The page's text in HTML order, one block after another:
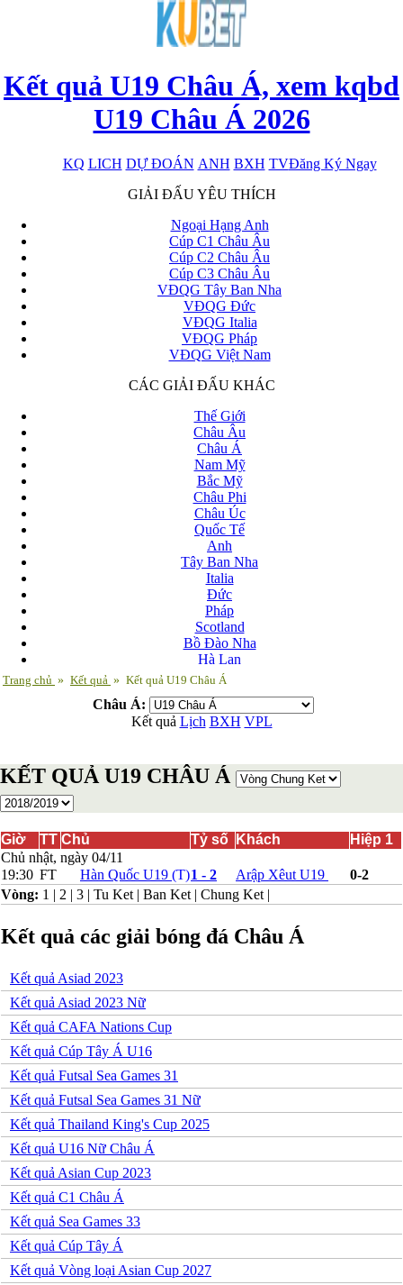
Kết quả U19 Châu Á, xem kqbd
U19 Châu Á 2026
KQ LICH DỰ ĐOÁN ANH BXH TVĐăng Ký Ngay
x
GIẢI ĐẤU YÊU THÍCH
Ngoại Hạng Anh
Cúp C1 Châu Âu
Cúp C2 Châu Âu
Cúp C3 Châu Âu
VĐQG Tây Ban Nha
VĐQG Đức
VĐQG Italia
VĐQG Pháp
VĐQG Việt Nam
CÁC GIẢI ĐẤU KHÁC
Thế Giới
Châu Âu
Châu Á
Nam Mỹ
Bắc Mỹ
Châu Phi
Châu Úc
Quốc Tế
Anh
Tây Ban Nha
Italia
Đức
Pháp
Scotland
Bồ Đào Nha
Hà Lan
Nga
Andorra
Armenia
Belarus
Bosnia-Herzgovina
Bắc Macedonia
Bỉ
Croatia
Estonia
Georgia
Hungary
Hy Lạp
Kazakhstan
Liechtenstein
Luxembourg
Malta
Moldova
Na Uy
San Marino
Slovenia
Séc
Trang chủ » Kết quả » Kết quả U19 Châu Á
Châu Á:
Kết quả Lịch BXH VPL
KẾT QUẢ U19 CHÂU Á
Giờ TT Chủ Tỷ số Khách
Hiệp 1
Chủ nhật, ngày 04/11
19:30 FT Hàn Quốc U19 (T)1 - 2 Arập Xêut U19
0-2
Vòng: 1 | 2 | 3 | Tu Ket | Ban Ket | Chung Ket |
Kết quả các giải bóng đá Châu Á
Kết quả Asiad 2023
Kết quả Asiad 2023 Nữ
Kết quả CAFA Nations Cup
Kết quả Cúp Tây Á U16
Kết quả Futsal Sea Games 31
Kết quả Futsal Sea Games 31 Nữ
Kết quả Thailand King's Cup 2025
Kết quả U16 Nữ Châu Á
Kết quả Asian Cup 2023
Kết quả C1 Châu Á
Kết quả Sea Games 33
Kết quả Cúp Tây Á
Kết quả Vòng loại Asian Cup 2027